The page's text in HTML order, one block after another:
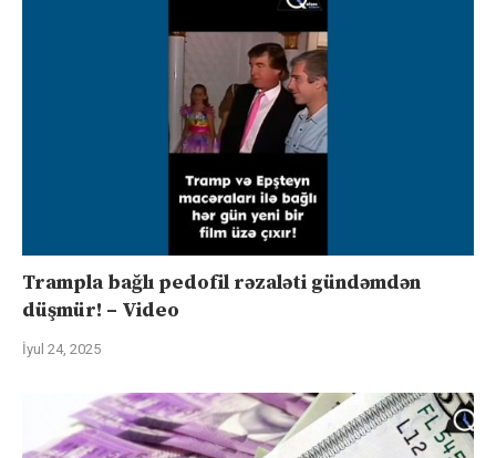
Trampla bağlı pedofil rəzaləti gündəmdən
düşmür! – Video
İyul 24, 2025